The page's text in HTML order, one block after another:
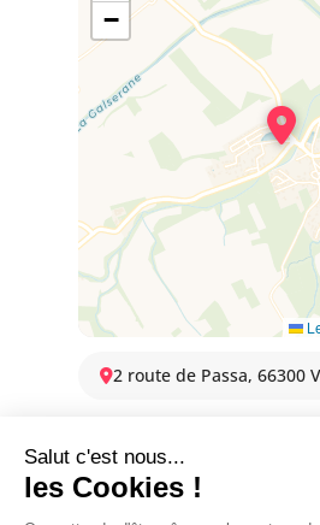
−
2 route de Passa, 66300
DISPONIBILITAT